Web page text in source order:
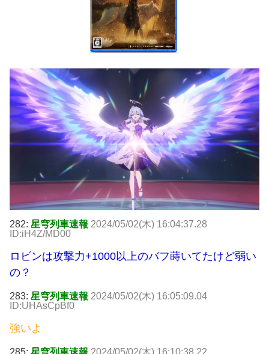
282: 星穹列車速報 2024/05/02(木) 16:04:37.28
ID:iH4Z/MD00
ロビンは攻撃力+1000以上のバフ蒔いてたけど弱い
の？
283: 星穹列車速報 2024/05/02(木) 16:05:09.04
ID:UHAsCpBf0
強いよ
285: 星穹列車速報 2024/05/02(木) 16:10:38.22